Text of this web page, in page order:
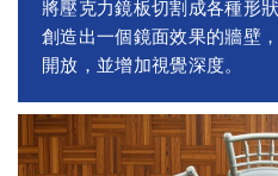
將壓克力鏡板切割成各種形
創造出一個鏡面效果的牆壁
開放，並增加視覺深度。